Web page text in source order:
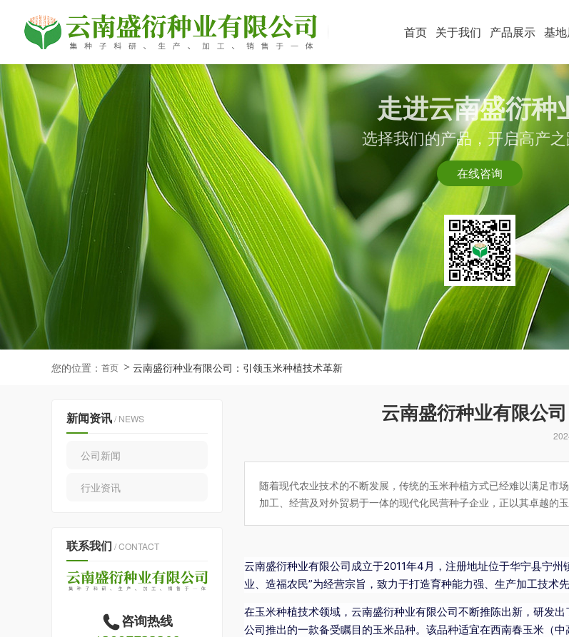
首页 关于我们 产品展示 基
走进云南盛衍种
选择我们的产品，开启高产
在线咨询
您的位置： 首页 云南盛衍种业有限公司：引领玉米种植技术革新
新闻资讯/ NEWS
公司新闻
行业资讯
联系我们 / CONTACT
咨询热线
云南盛衍种业有限公
随着现代农业技术的不断发展，传统的玉米种植方式已经难以满足市
加工、经营及对外贸易于一体的现代化民营种子企业，正以其卓越的
云南盛衍种业有限公司成立于2011年4月，注册地址位于华宁县宁
业、造福农民”为经营宗旨，致力于打造育种能力强、生产加工技术
在玉米种植技术领域，云南盛衍种业有限公司不断推陈出新，研发
公司推出的一款备受瞩目的玉米品种。该品种适宜在西南春玉米（